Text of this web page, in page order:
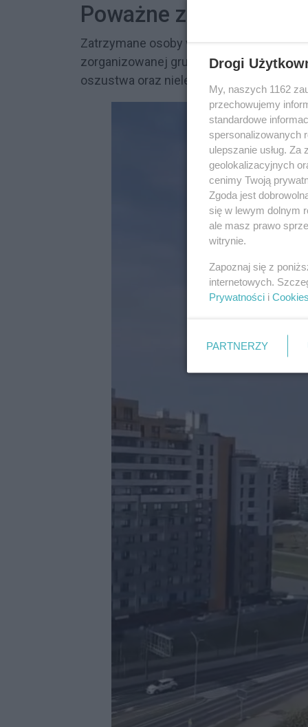
Poważne zarzuty dla
Zatrzymane osoby w Prokuraturze
zorganizowanej grupie przestępczej,
oszustwa oraz nielegalnego
Drogi
My, naszych 1162
przechowujemy
standardowe
spersonalizowanych
ulepszanie usług.
geolokalizacyjnych
cenimy Twoją
Zgoda jest
się w lewym dolnym
ale masz prawo
witrynie.
Zapoznaj się z
internetowych.
Prywatności i Cookies
PARTNERZY